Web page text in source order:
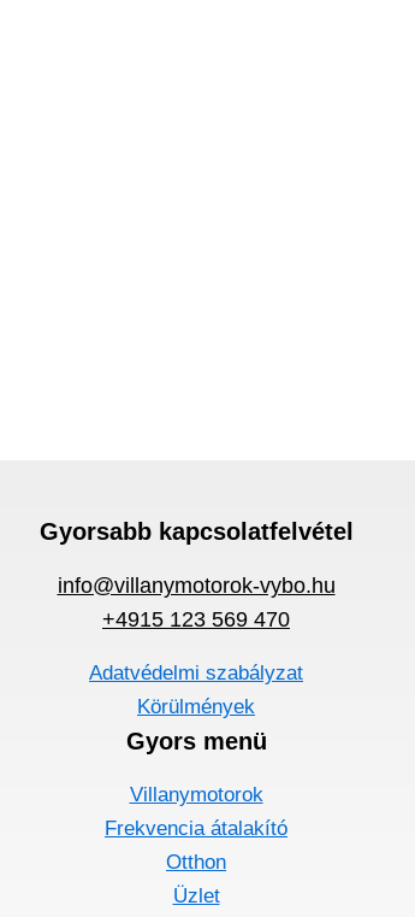
Gyorsabb kapcsolatfelvétel
info@villanymotorok-vybo.hu
+4915 123 569 470
Adatvédelmi szabályzat
Körülmények
Gyors menü
Villanymotorok
Frekvencia átalakító
Otthon
Üzlet